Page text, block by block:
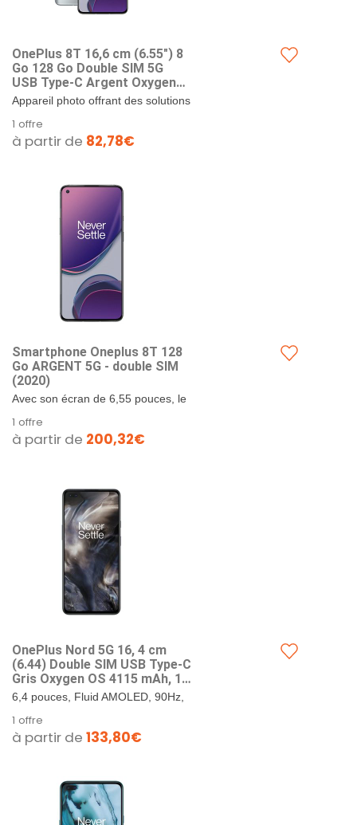
OnePlus 8T 16,6 cm (6.55") 8
Go 128 Go Double SIM 5G
USB Type-C Argent Oxygen
OS 4500 mAh 8T, 16,6 cm
(6.55"), 8 Go, 128 Go, 48 MP,
Oxygen OS, Argent
Appareil photo offrant des solutions
mobile. Conçu pour la
performance. Charge...
1 offre
à partir de 82,78€
Smartphone Oneplus 8T 128
Go ARGENT 5G - double SIM
(2020)
Avec son écran de 6,55 pouces, le
Qualcomm Snapdragon 865 couplé
à 8 ou 12 Go de...
1 offre
à partir de 200,32€
OnePlus Nord 5G 16, 4 cm
(6.44) Double SIM USB Type-C
Gris Oxygen OS 4115 mAh, 12
Go 256 Go, Gris Onyx
6,4 pouces, Fluid AMOLED, 90Hz,
Corning Gorilla Glass 5. Android
10, OxygenOS 10.5.9,...
1 offre
à partir de 133,80€